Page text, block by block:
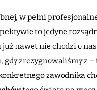
w pełni
to jedyne
nawet nie chodzi o
gdy zrezygnowaliśmy z –
zawodnika